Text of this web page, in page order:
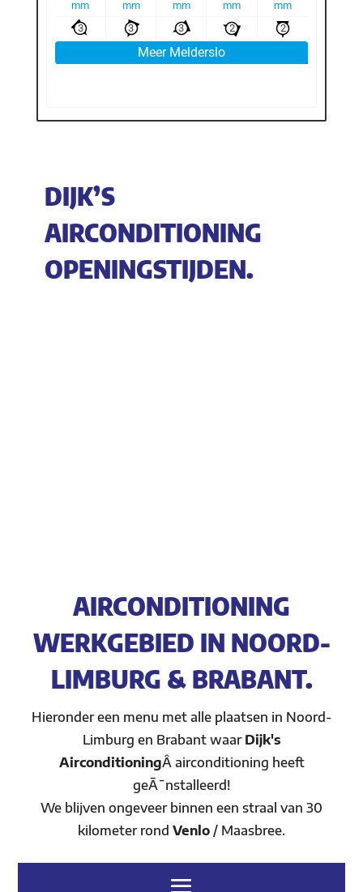
DIJK’S
AIRCONDITIONING
OPENINGSTIJDEN.
AIRCONDITIONING
WERKGEBIED IN NOORD-
LIMBURG & BRABANT.
Hieronder een menu met alle plaatsen in Noord-
Limburg en Brabant waar Dijk's
AirconditioningÂ airconditioning heeft
geÃ¯nstalleerd!
We blijven ongeveer binnen een straal van 30
kilometer rond Venlo / Maasbree.